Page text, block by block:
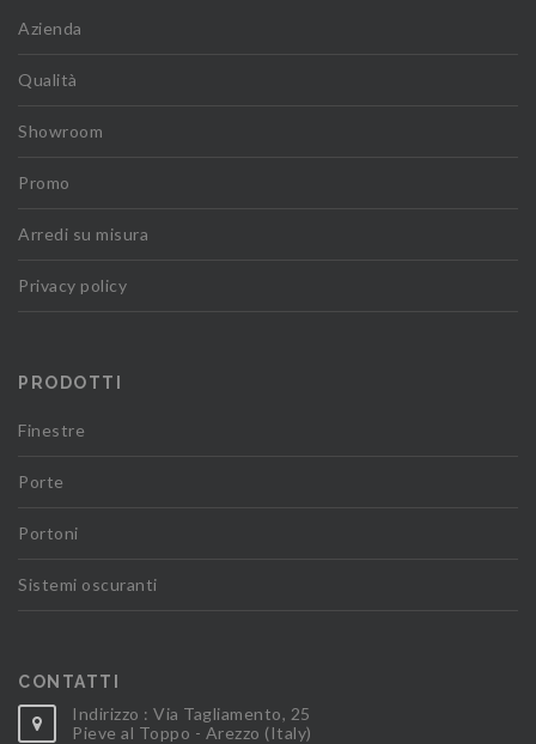
Azienda
Qualità
Showroom
Promo
Arredi su misura
Privacy policy
PRODOTTI
Finestre
Porte
Portoni
Sistemi oscuranti
CONTATTI
Indirizzo : Via Tagliamento, 25
Pieve al Toppo - Arezzo (Italy)